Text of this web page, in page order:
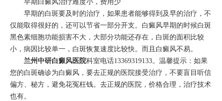
早期白癜风治疗难度小，费用少
早期的白斑要及时的治疗，如果患者能够得到及早的治疗，不
仅能取得很好的，还可以节省一部分开支。白癜风早期的时候白斑
黑色素细胞功能损害不大，大部分功能还存在，白斑的面积比较
小，病因比较单一，白斑恢复速度比较快。而且白癜风不易。
兰州中研白癜风医院科室电话13369319133。温馨提示：如果
您的白斑确诊为白癜风，要去正规的医院接受治疗，不要盲目听信
偏方、秘方，避免花冤枉钱。去正规的医院，价格合理，治疗技术
也有。